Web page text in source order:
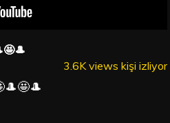
3.6K views kişi izliyor